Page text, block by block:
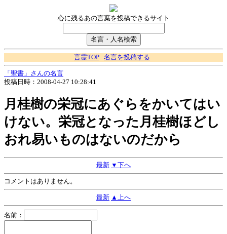
心に残るあの言葉を投稿できるサイト
言霊TOP 名言を投稿する
「聖書」さんの名言
投稿日時：2008-04-27 10:28:41
月桂樹の栄冠にあぐらをかいてはい
けない。栄冠となった月桂樹ほどし
おれ易いものはないのだから
最新 ▼下へ
コメントはありません。
最新 ▲上へ
名前：